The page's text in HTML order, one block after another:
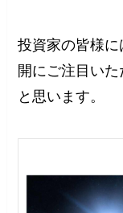
投資家の皆様
開にご注目い
と思います。